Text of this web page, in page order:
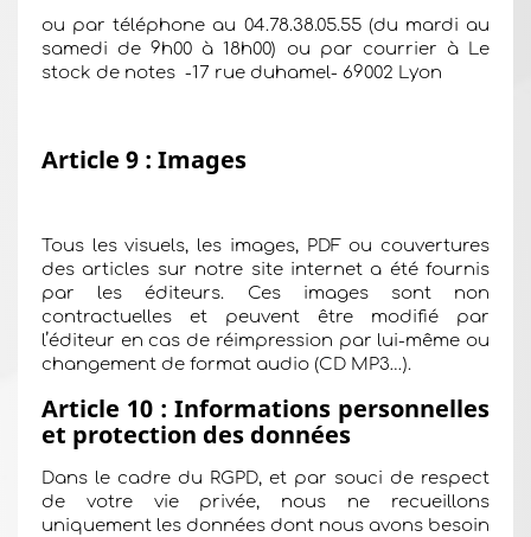
ou par téléphone au 04.78.38.05.55 (du mardi au
samedi de 9h00 à 18h00) ou par courrier à Le
stock de notes -17 rue duhamel- 69002 Lyon
Article 9 : Images
Tous les visuels, les images, PDF ou couvertures
des articles sur notre site internet a été fournis
par les éditeurs. Ces images sont non
contractuelles et peuvent être modifié par
l’éditeur en cas de réimpression par lui-même ou
changement de format audio (CD MP3…).
Article 10 : Informations personnelles
et protection des données
Dans le cadre du RGPD, et par souci de respect
de votre vie privée, nous ne recueillons
uniquement les données dont nous avons besoin